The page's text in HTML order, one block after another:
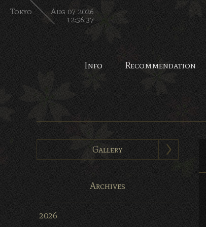
Info Recommendation
Gallery
Archives
2026
Tokyo
Aug 07 2026
12:56:38